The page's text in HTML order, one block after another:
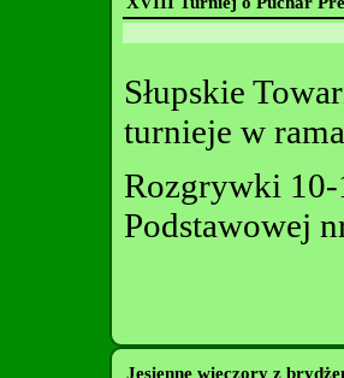
Słupskie
turnieje w
Rozgrywki 10-
Podstawowej
Jesienne wieczory z